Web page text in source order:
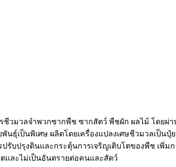
วมวลจำพวกซากพืช ซากสัตว์ พืชผัก ผลไม้ โดย
ธุ์เป็นพิเศษ ผลิตโดยเครื่องแปลงเศษชีวมวลเป็
บปรุงดินและกระตุ้นการเจริญเติบโตของพืช เพิ่
และไม่เป็นอันตรายต่อคนและสัตว์